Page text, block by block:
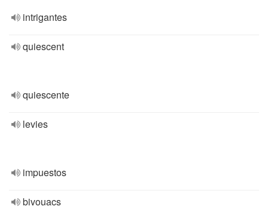
intrigantes
quiescent
quiescente
levies
impuestos
bivouacs